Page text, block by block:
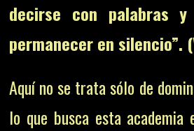
decirse con palabras
permanecer en silencio”.
Aquí no se trata sólo de
lo que busca esta